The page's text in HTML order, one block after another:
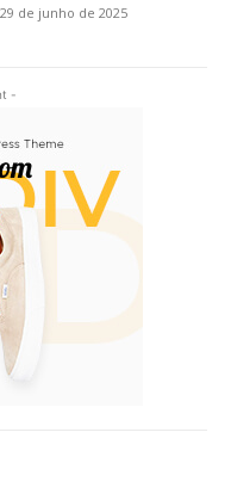
-
29 de junho de 2025